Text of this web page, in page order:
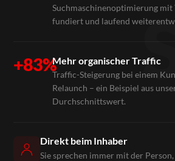
Suchmaschinenoptimierung mit
fundiert und laufend
+83%Mehr organischer Traffic
Traffic-Steigerung bei einem
Relaunch – ein Beispiel aus
Durchschnittswert.
Direkt beim Inhaber
Sie sprechen immer mit der